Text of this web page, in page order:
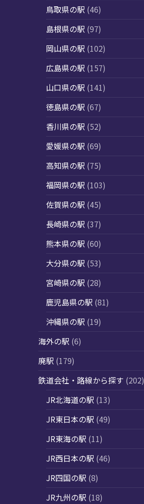
鳥取県の駅 (46)
島根県の駅 (97)
岡山県の駅 (102)
広島県の駅 (157)
山口県の駅 (141)
徳島県の駅 (67)
香川県の駅 (52)
愛媛県の駅 (69)
高知県の駅 (75)
福岡県の駅 (103)
佐賀県の駅 (45)
長崎県の駅 (37)
熊本県の駅 (60)
大分県の駅 (53)
宮崎県の駅 (28)
鹿児島県の駅 (81)
沖縄県の駅 (19)
海外の駅 (6)
廃駅 (179)
鉄道会社・路線から探す (202)
JR北海道の駅 (13)
JR東日本の駅 (49)
JR東海の駅 (11)
JR西日本の駅 (46)
JR四国の駅 (8)
JR九州の駅 (18)